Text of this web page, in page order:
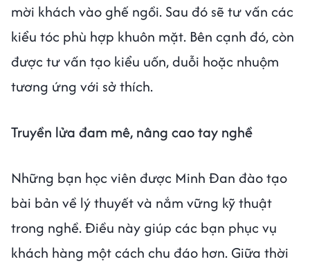
mời khách vào ghế ngồi. Sau đó sẽ tư vấn các
kiểu tóc phù hợp khuôn mặt. Bên cạnh đó, còn
được tư vấn tạo kiểu uốn, duỗi hoặc nhuộm
tương ứng với sở thích.
Truyền lửa đam mê, nâng cao tay nghề
Những bạn học viên được Minh Đan đào tạo
bài bản về lý thuyết và nắm vững kỹ thuật
trong nghề. Điều này giúp các bạn phục vụ
khách hàng một cách chu đáo hơn. Giữa thời